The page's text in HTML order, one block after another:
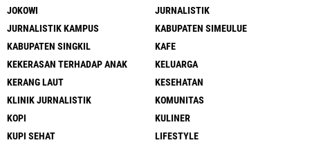
JOKOWI
JURNALISTIK
JURNALISTIK KAMPUS
KABUPATEN SIMEULUE
KABUPATEN SINGKIL
KAFE
KEKERASAN TERHADAP ANAK
KELUARGA
KERANG LAUT
KESEHATAN
KLINIK JURNALISTIK
KOMUNITAS
KOPI
KULINER
KUPI SEHAT
LIFESTYLE